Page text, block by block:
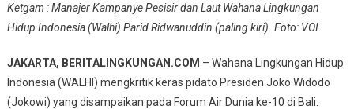
Kritik
Pidato
Di
Forum
Air
Ketgam : Manajer Kampanye Pesisir dan Laut Wahana Lingkungan
Hidup Indonesia (Walhi) Parid Ridwanuddin (paling kiri). Foto: VOI.
JAKARTA, BERITALINGKUNGAN.COM – Wahana Lingkungan Hidup
Indonesia (WALHI) mengkritik keras pidato Presiden Joko Widodo
(Jokowi) yang disampaikan pada Forum Air Dunia ke-10 di Bali.